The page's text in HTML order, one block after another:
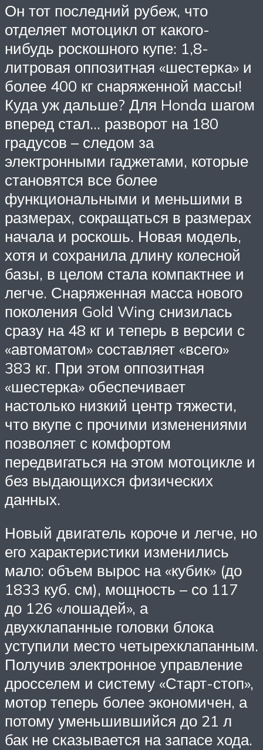
Он тот последний рубеж, что
отделяет мотоцикл от какого-
нибудь роскошного купе: 1,8-
литровая оппозитная «шестерка» и
более 400 кг снаряженной массы!
Куда уж дальше? Для Honda шагом
вперед стал… разворот на 180
градусов – следом за
электронными гаджетами, которые
становятся все более
функциональными и меньшими в
размерах, сокращаться в размерах
начала и роскошь. Новая модель,
хотя и сохранила длину колесной
базы, в целом стала компактнее и
легче. Снаряженная масса нового
поколения Gold Wing снизилась
сразу на 48 кг и теперь в версии с
«автоматом» составляет «всего»
383 кг. При этом оппозитная
«шестерка» обеспечивает
настолько низкий центр тяжести,
что вкупе с прочими изменениями
позволяет с комфортом
передвигаться на этом мотоцикле и
без выдающихся физических
данных.
Новый двигатель короче и легче, но
его характеристики изменились
мало: объем вырос на «кубик» (до
1833 куб. см), мощность – со 117
до 126 «лошадей», а
двухклапанные головки блока
уступили место четырехклапанным.
Получив электронное управление
дросселем и систему «Старт-стоп»,
мотор теперь более экономичен, а
потому уменьшившийся до 21 л
бак не сказывается на запасе хода.